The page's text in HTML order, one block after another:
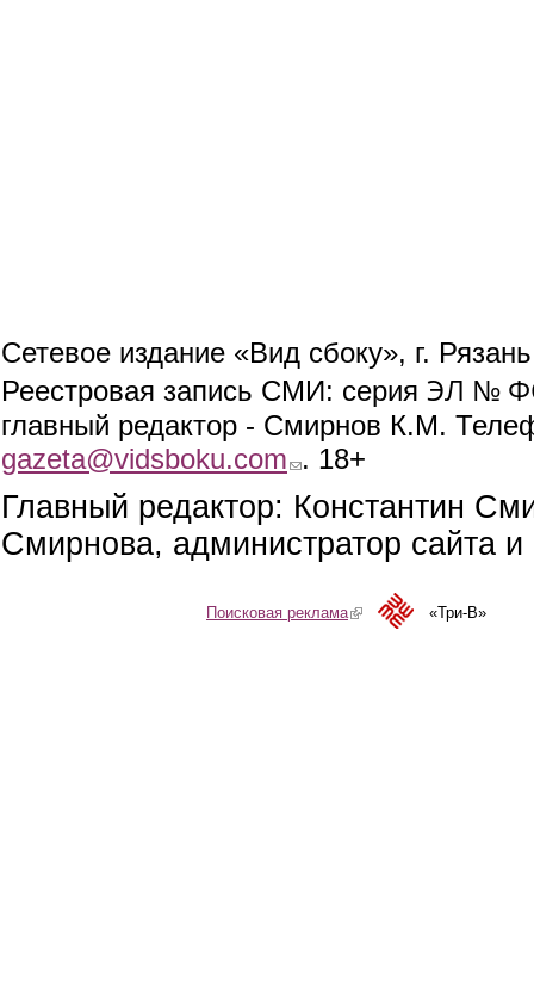
Сетевое издание «Вид сбоку», г.
Реестровая запись СМИ: серия ЭЛ №
главный редактор - Смирнов К.М.
gazeta@vidsboku.com (link sends e-mail)
. 18+
Главный редактор: Константин
Смирнова, администратор сайта
Поисковая реклама(link is external)«Три-В»